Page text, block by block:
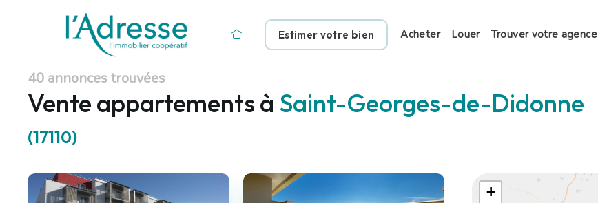
Estimer votre bien Acheter Louer Trouver votre agence
40 annonces trouvées
Vente appartements à Saint-Georges-de-Didonne
(17110)
+